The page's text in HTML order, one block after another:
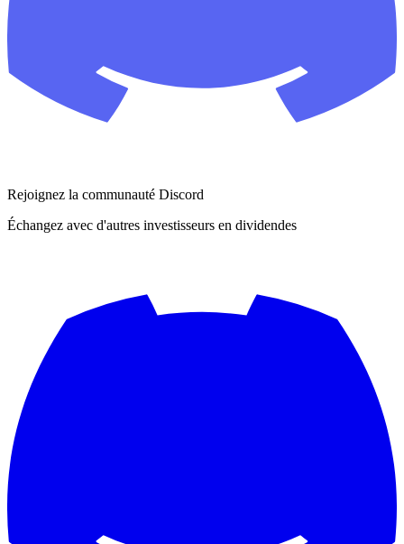
Rejoignez la communauté Discord
Échangez avec d'autres investisseurs en dividendes